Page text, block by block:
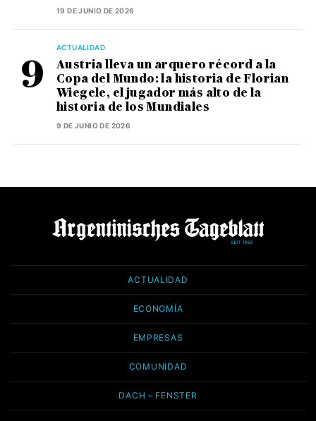
19 DE JUNIO DE 2026
ACTUALIDAD
Austria lleva un arquero récord a la
Copa del Mundo: la historia de Florian
Wiegele, el jugador más alto de la
historia de los Mundiales
9 DE JUNIO DE 2026
ACTUALIDAD
ECONOMÍA
EMPRESAS
COMUNIDAD
DACH – FENSTER